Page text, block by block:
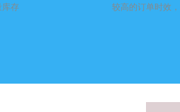
库存 较高的订单时效